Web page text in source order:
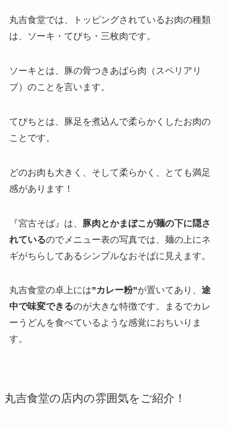
丸吉食堂では、トッピングされているお肉の種類
は、ソーキ・てびち・三枚肉です。
ソーキとは、豚の骨つきあばら肉（スペリアリ
ブ）のことを言います。
てびちとは、豚足を煮込んで柔らかくしたお肉の
ことです。
どのお肉も大きく、そして柔らかく、とても満足
感があります！
『宮古そば』は、 豚肉とかまぼこが麺の下に隠さ
れているのでメニュー表の写真では、麺の上にネ
ギがちらしてあるシンプルなおそばに見えます。
丸吉食堂の卓上には”カレー粉”が置いてあり、 途
中で味変できるのが大きな特徴です。まるでカレ
ーうどんを食べているような感覚におちいりま
す。
丸吉食堂の店内の雰囲気をご紹介！